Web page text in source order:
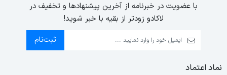
با عضویت در خبرنامه از آخرین پیشنهادها و تخفیف در
لاکادو زودتر از بقیه با خبر شوید!
ثبت‌نام
نماد اعتماد